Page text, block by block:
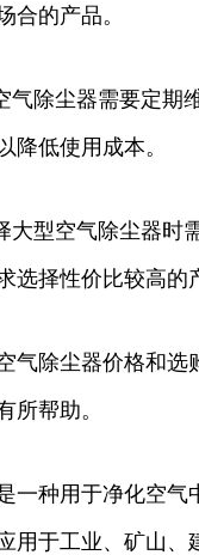
合的产品。
气除尘器需要定期
降低使用成本。
大型空气除尘器时
选择性价比较高的
气除尘器价格和选
所帮助。
一种用于净化空气
用于工业、矿山、